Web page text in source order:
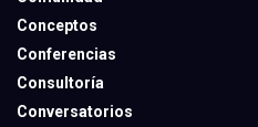
Conceptos
Conferencias
Consultoría
Conversatorios